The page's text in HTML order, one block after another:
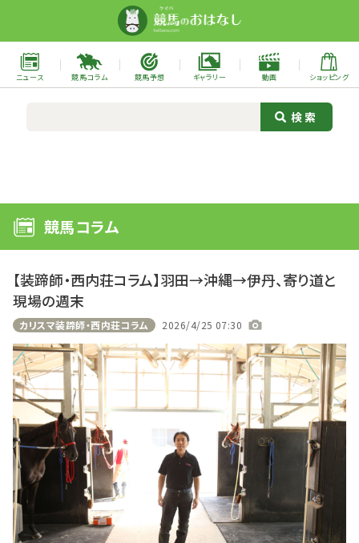
ニュース 競馬コラム 競馬予想 ギャラリー 動画 ショッピング
競馬コラム
【装蹄師・西内荘コラム】羽田→沖縄→伊丹、寄り道と
現場の週末
カリスマ装蹄師・西内荘コラム 2026/4/25 07:30